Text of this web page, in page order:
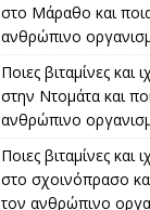
στο Μάραθο και
ανθρώπινο
Ποιες βιταμίνες και
στην Ντομάτα και
ανθρώπινο
Ποιες βιταμίνες και
στο σχοινόπρασο
τον ανθρώπινο